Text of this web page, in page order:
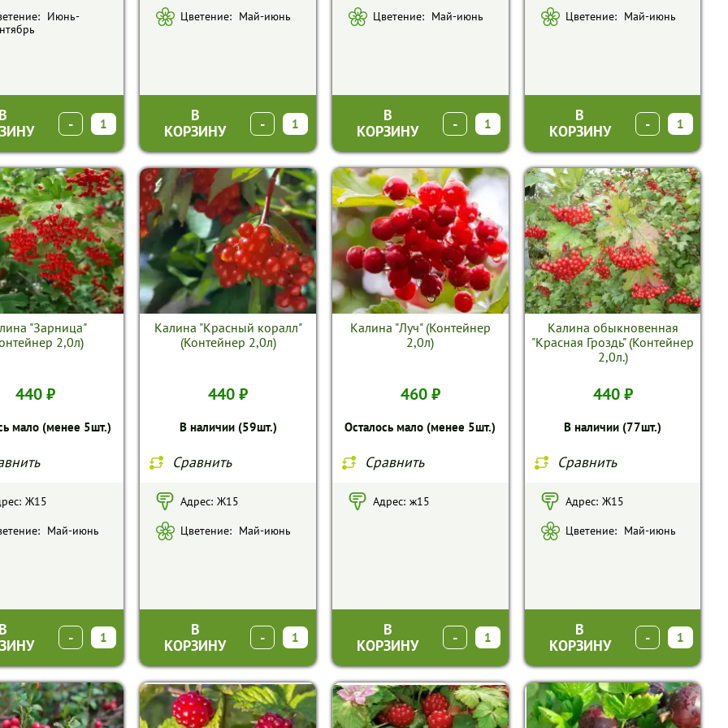
Июнь-
В
-
Цветение: Май-июнь
В
КОРЗИНУ
-
Цветение: Май-июнь
В
КОРЗИНУ
-
Цветение: Май-июнь
В
КОРЗИНУ
-
"Зарница"
2,0л)
440 ₽
мало (менее 5шт.)
Ж15
Май-июнь
В
-
Калина "Красный коралл"
(Контейнер 2,0л)
440 ₽
В наличии (59шт.)
Сравнить
Адрес: Ж15
Цветение: Май-июнь
В
КОРЗИНУ
-
Калина "Луч" (Контейнер
2,0л)
460 ₽
Осталось мало (менее 5шт.)
Сравнить
Адрес: ж15
В
КОРЗИНУ
-
Калина обыкновенная
"Красная Гроздь" (Контейнер
2,0л.)
440 ₽
В наличии (77шт.)
Сравнить
Адрес: Ж15
Цветение: Май-июнь
В
КОРЗИНУ
-